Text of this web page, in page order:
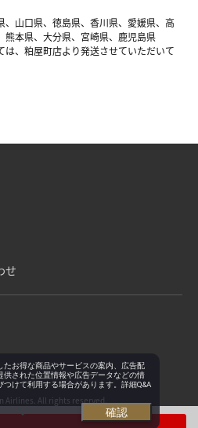
、山口県、徳島県、香川県、愛媛県、高
熊本県、大分県、宮崎県、鹿児島県
、粕屋町店より発送させていただいて
せ
Airlines. All rights reserved.
たお得な商品やサービスの案内、広告配
供された位置情報や広告データなどの情
けて利用する場合があります。詳細Q&A
確認